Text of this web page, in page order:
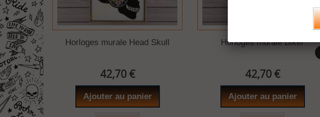
Horloges murale Head Skull
42,70 €
Ajouter au panier
Horloges murale Biker
42,70 €
Ajouter au panier